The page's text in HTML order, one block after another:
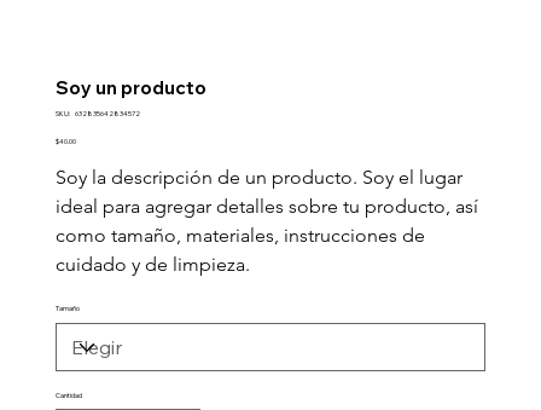
Soy un producto
SKU: SKU
632835642834572
Precio
$40.00
Soy la descripción de un producto. Soy el lugar
ideal para agregar detalles sobre tu producto, así
como tamaño, materiales, instrucciones de
cuidado y de limpieza.
Tamaño
Cantidad